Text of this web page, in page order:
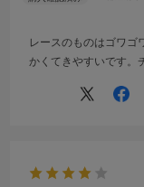
レースのものはゴワゴ
かくてきやすいです。